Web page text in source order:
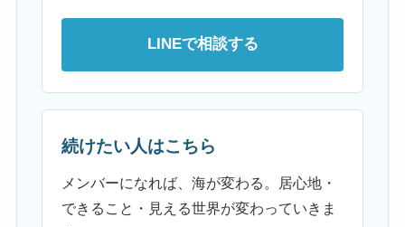
LINEで相談する
続けたい人はこちら
メンバーになれば、海が変わる。居心地・
できること・見える世界が変わっていきま